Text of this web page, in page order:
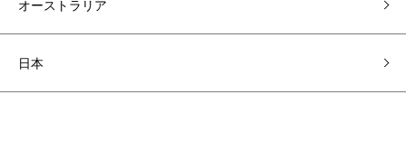
オーストラリア
日本